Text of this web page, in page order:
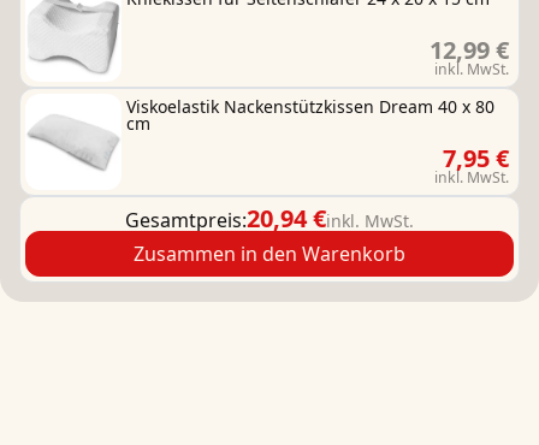
12,99 €
inkl. MwSt.
Viskoelastik Nackenstützkissen Dream 40 x 80
cm
7,95 €
inkl. MwSt.
Gesamtpreis:20,94 €inkl. MwSt.
Zusammen in den Warenkorb